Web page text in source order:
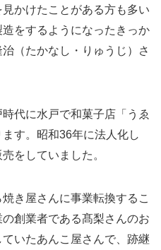
かけたことがある方も多い
をするようになったきっか
（たかなし・りゅうじ）さ
代に水戸で和菓子店「うゑ
す。昭和36年に法人化し
をしていました。
き屋さんに事業転換するこ
創業者である髙梨さんのお
いたあんこ屋さんで、跡継